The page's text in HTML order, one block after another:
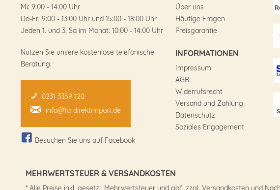
Mi: 9:00 - 14:00 Uhr
Do-Fr: 9:00 - 13:00 Uhr und 15:00 - 18:00 Uhr
Jeden 1. und 3. Sa im Monat: 10:00 - 14:00 Uhr
Nutzen Sie unsere kostenlose telefonische
Beratung:
0231 3359 120
info@1a-direktimport.de
Besuchen Sie uns auf Facebook
Über uns
Häufige Fragen
Preisgarantie
INFORMATIONEN
Impressum
AGB
Widerrufsrecht
Versand und Zahlung
Datenschutz
Soziales Engagement
MEHRWERTSTEUER & VERSANDKOSTEN
* Alle Preise inkl. gesetzl. Mehrwertsteuer und ggf. zzgl. Versandkosten und